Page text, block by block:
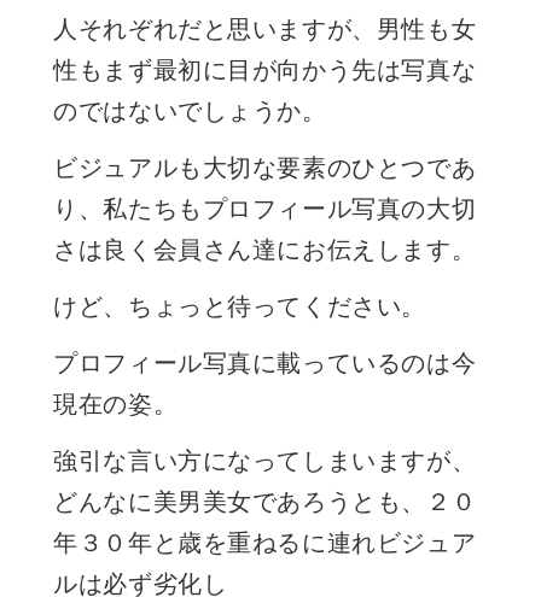
人それぞれだと思いますが、男性も女
性もまず最初に目が向かう先は写真な
のではないでしょうか。
ビジュアルも大切な要素のひとつであ
り、私たちもプロフィール写真の大切
さは良く会員さん達にお伝えします。
けど、ちょっと待ってください。
プロフィール写真に載っているのは今
現在の姿。
強引な言い方になってしまいますが、
どんなに美男美女であろうとも、２０
年３０年と歳を重ねるに連れビジュア
ルは必ず劣化し